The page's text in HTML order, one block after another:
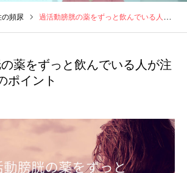
の頻尿 過活動膀胱の薬をずっと飲んでいる人が注意する2つのポイント
薬をずっと飲んでいる人が注
ポイント